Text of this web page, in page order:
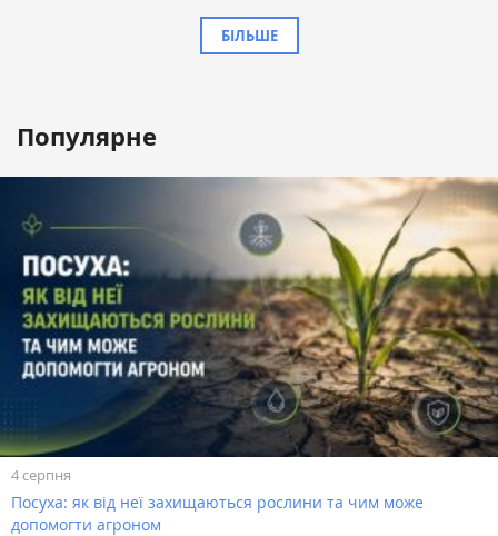
БІЛЬШЕ
Популярне
4 серпня
Посуха: як від неї захищаються рослини та чим може
допомогти агроном